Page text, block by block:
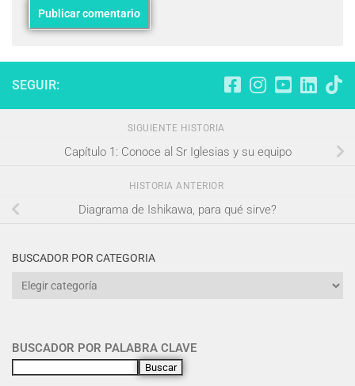
SEGUIR:
SIGUIENTE HISTORIA
Capítulo 1: Conoce al Sr Iglesias y su equipo
HISTORIA ANTERIOR
Diagrama de Ishikawa, para qué sirve?
BUSCADOR POR CATEGORIA
BUSCADOR POR PALABRA CLAVE
Buscar